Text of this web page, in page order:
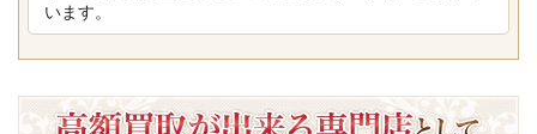
います。